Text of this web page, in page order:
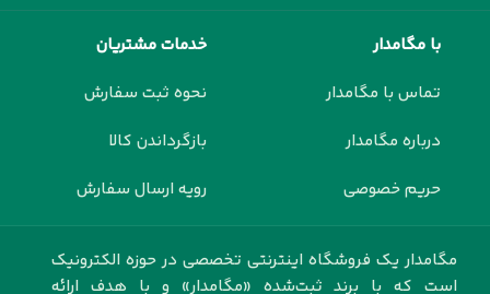
با مگامدار
تماس با مگامدار
درباره مگامدار
حریم خصوصی
خدمات مشتریان
نحوه ثبت سفارش
بازگرداندن کالا
رویه ارسال سفارش
مگامدار یک فروشگاه اینترنتی تخصصی در حوزه الکترونیک
است که با برند ثبت‌شده «مگامدار» و با هدف ارائه